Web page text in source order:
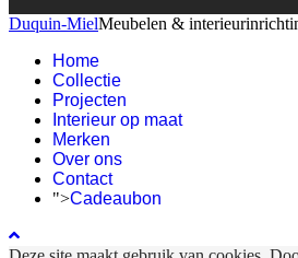
Duquin-MielMeubelen &
Home
Collectie
Projecten
Interieur op maat
Merken
Over ons
Contact
">Cadeaubon